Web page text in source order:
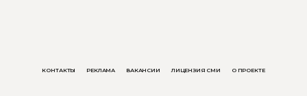
КОНТАКТЫ РЕКЛАМА ВАКАНСИИ ЛИЦЕНЗИЯ СМИ О ПРОЕКТЕ